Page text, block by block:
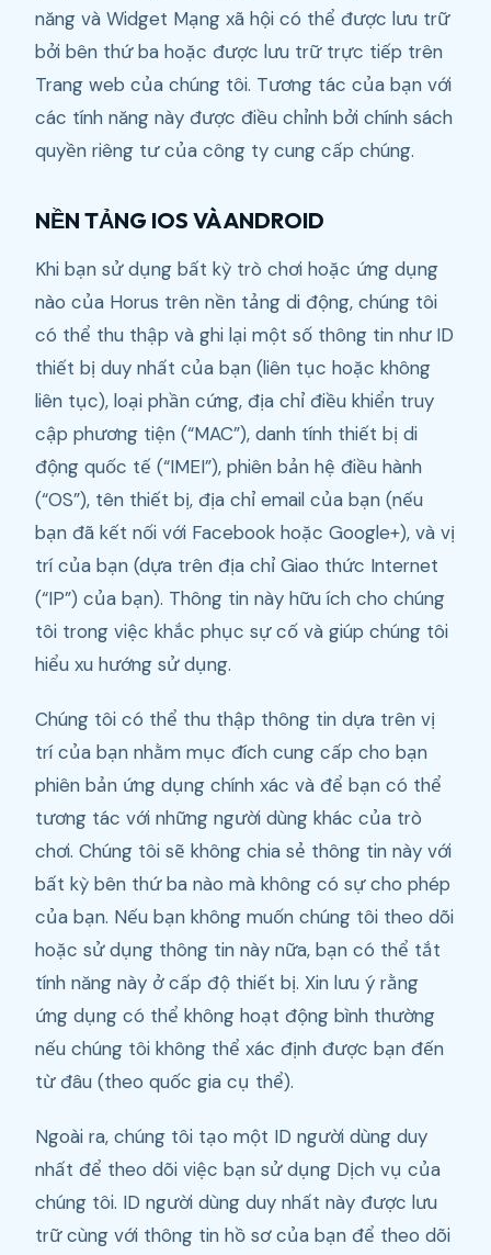
năng và Widget Mạng xã hội có thể được lưu trữ
bởi bên thứ ba hoặc được lưu trữ trực tiếp trên
Trang web của chúng tôi. Tương tác của bạn với
các tính năng này được điều chỉnh bởi chính sách
quyền riêng tư của công ty cung cấp chúng.
NỀN TẢNG IOS VÀ ANDROID
Khi bạn sử dụng bất kỳ trò chơi hoặc ứng dụng
nào của Horus trên nền tảng di động, chúng tôi
có thể thu thập và ghi lại một số thông tin như ID
thiết bị duy nhất của bạn (liên tục hoặc không
liên tục), loại phần cứng, địa chỉ điều khiển truy
cập phương tiện (“MAC”), danh tính thiết bị di
động quốc tế (“IMEI”), phiên bản hệ điều hành
(“OS”), tên thiết bị, địa chỉ email của bạn (nếu
bạn đã kết nối với Facebook hoặc Google+), và vị
trí của bạn (dựa trên địa chỉ Giao thức Internet
(“IP”) của bạn). Thông tin này hữu ích cho chúng
tôi trong việc khắc phục sự cố và giúp chúng tôi
hiểu xu hướng sử dụng.
Chúng tôi có thể thu thập thông tin dựa trên vị
trí của bạn nhằm mục đích cung cấp cho bạn
phiên bản ứng dụng chính xác và để bạn có thể
tương tác với những người dùng khác của trò
chơi. Chúng tôi sẽ không chia sẻ thông tin này với
bất kỳ bên thứ ba nào mà không có sự cho phép
của bạn. Nếu bạn không muốn chúng tôi theo dõi
hoặc sử dụng thông tin này nữa, bạn có thể tắt
tính năng này ở cấp độ thiết bị. Xin lưu ý rằng
ứng dụng có thể không hoạt động bình thường
nếu chúng tôi không thể xác định được bạn đến
từ đâu (theo quốc gia cụ thể).
Ngoài ra, chúng tôi tạo một ID người dùng duy
nhất để theo dõi việc bạn sử dụng Dịch vụ của
chúng tôi. ID người dùng duy nhất này được lưu
trữ cùng với thông tin hồ sơ của bạn để theo dõi